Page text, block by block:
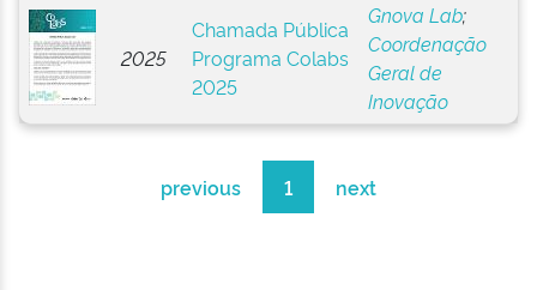
2025
Chamada Pública
Programa Colabs
2025
Gnova Lab;
Coordenação
Geral de
Inovação
previous 1 next